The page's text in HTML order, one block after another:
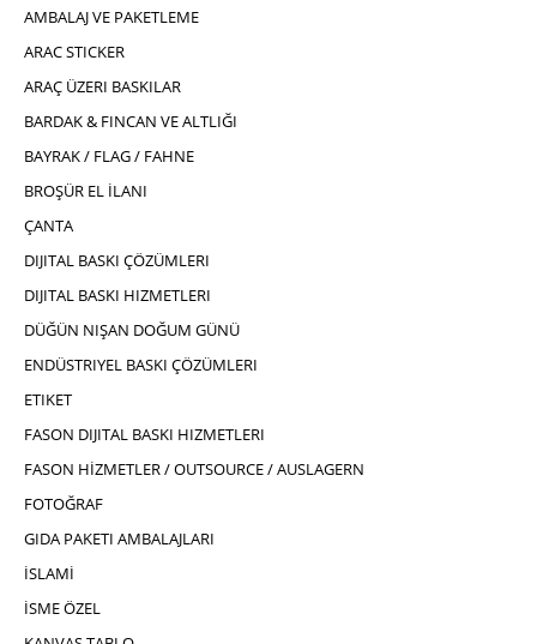
AMBALAJ VE PAKETLEME
ARAC STICKER
ARAÇ ÜZERI BASKILAR
BARDAK & FINCAN VE ALTLIĞI
BAYRAK / FLAG / FAHNE
BROŞÜR EL İLANI
ÇANTA
DIJITAL BASKI ÇÖZÜMLERI
DIJITAL BASKI HIZMETLERI
DÜĞÜN NIŞAN DOĞUM GÜNÜ
ENDÜSTRIYEL BASKI ÇÖZÜMLERI
ETIKET
FASON DIJITAL BASKI HIZMETLERI
FASON HİZMETLER / OUTSOURCE / AUSLAGERN
FOTOĞRAF
GIDA PAKETI AMBALAJLARI
İSLAMİ
İSME ÖZEL